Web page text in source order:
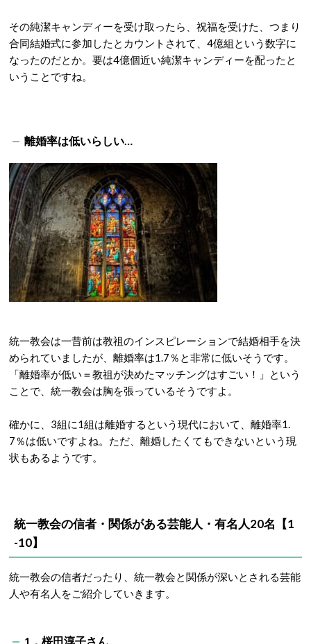
その純潔キャンディーを受け取ったら、祝福を受けた、つまり
合同結婚式に参加したとカウントされて、4億組という数字に
なったのだとか。要は4億個近い純潔キャンディーを配ったと
いうことですね。
離婚率は低いらしい…
統一教会は一昔前は教祖のインスピレーションで結婚相手を決
められていましたが、離婚率は1.7％と非常に低いそうです。
「離婚率が低い＝教祖が決めたマッチングはすごい！」という
ことで、統一教会は胸を張っているそうですよ。
確かに、3組に1組は離婚するという現代において、離婚率1.
7％は低いですよね。ただ、離婚したくてもできないという現
状もあるようです。
統一教会の信者・関係がある芸能人・有名人20名【1
-10】
統一教会の信者だったり、統一教会と関係が深いとされる芸能
人や有名人をご紹介していきます。
1．桜田淳子さん